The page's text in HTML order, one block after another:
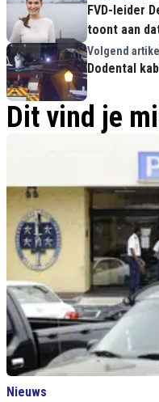
FVD-leider
toont aan
Volgend artikel
Dodental
Dit vind je
Nieuws